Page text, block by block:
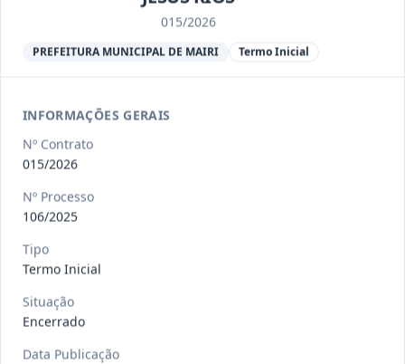
Termo
Inicial
contrato a contratação de emp
Situação
2023
Inicial
para apresentação musi
015/2026
PREFEITURA MUNICIPAL DE MAIRI Termo Inicial
INFORMAÇÕES GERAIS
Nº Contrato
015/2026
Nº Processo
106/2025
Tipo
Termo Inicial
Situação
Encerrado
Data Publicação